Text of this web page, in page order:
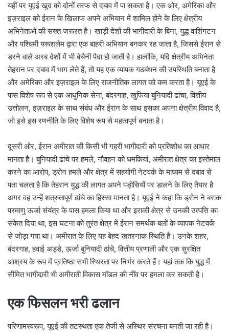
यहीं पर यूएई खुद को दोनों तरफ से दबाव में पा सकता है। एक ओर, अमेरिका और
इज़राइल को ईरान के खिलाफ अपने अभियान में शामिल होने के लिए क्षेत्रीय
अभिनेताओं की सख्त जरूरत है। खाड़ी देशों की भागीदारी के बिना, युद्ध वाशिंगटन
और पश्चिमी यरूशलेम द्वारा एक बाहरी अभियान बनकर रह जाता है, जिससे ईरान से
डरने वाले अरब देशों में भी बेचैनी पैदा हो जाती है। हालाँकि, यदि क्षेत्रीय अभिनेता
तेहरान पर दबाव में भाग लेते हैं, तो यह एक व्यापक गठबंधन की उपस्थिति बनाता है
और अमेरिका और इज़राइल के लिए राजनीतिक लागत को कम करता है। यूएई के
पास विशेष रूप से एक आधुनिक सेना, बंदरगाह, खुफिया बुनियादी ढांचा, वित्तीय
उत्तोलन, इज़राइल के साथ संबंध और ईरान के साथ इसका अपना क्षेत्रीय विवाद है,
जो इसे इस रणनीति के लिए विशेष रूप से महत्वपूर्ण बनाता है।
दूसरी ओर, ईरान अमीरात की किसी भी गहरी भागीदारी को प्रतिशोध का आधार
मानता है। बुनियादी ढांचे पर हमले, नौवहन को धमकियां, अमीरात क्षेत्र का इस्तेमाल
करने का आरोप, ड्रोन हमले और क्षेत्र में सहयोगी नेटवर्क के माध्यम से दबाव से
पता चलता है कि तेहरान युद्ध की लागत अपने पड़ोसियों पर डालने के लिए तैयार है
अगर वह उन्हें शत्रुतापूर्ण ढांचे का हिस्सा मानता है। यूएई ने कहा कि ड्रोन ने बराक
परमाणु ऊर्जा संयंत्र के पास हमला किया था और इराकी क्षेत्र से उनकी उत्पत्ति का
संकेत दिया था, इस घटना को तुरंत क्षेत्र में ईरान समर्थक बलों के व्यापक नेटवर्क
से जोड़ा गया था। अमीरात के लिए यह बेहद खतरनाक स्थिति है। उनके शहर,
बंदरगाह, हवाई अड्डे, ऊर्जा बुनियादी ढांचे, वित्तीय प्रणाली और एक सुरक्षित
आश्रय के रूप में प्रतिष्ठा सभी स्थिरता पर निर्भर करते हैं। यहां तक ​​कि युद्ध में
सीमित भागीदारी भी अमीराती विकास मॉडल की नींव पर हमला कर सकती है।
एक फिसलन भरी ढलान
परिणामस्वरूप, यूएई की तटस्थता एक तेजी से अस्थिर संरचना बनती जा रही है।